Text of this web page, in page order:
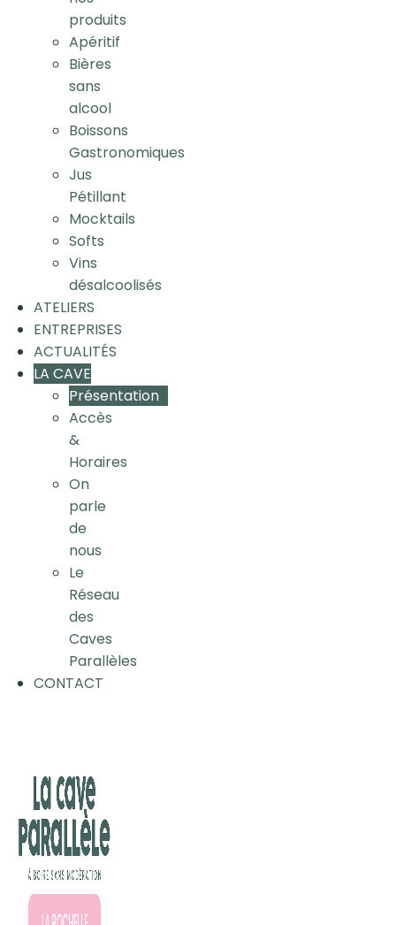
produits
Apéritif
Bières
sans
alcool
Boissons
Gastronomiques
Jus
Pétillant
Mocktails
Softs
Vins
désalcoolisés
ATELIERS
ENTREPRISES
ACTUALITÉS
LA CAVE
Présentation
Accès
&
Horaires
On
parle
de
nous
Le
Réseau
des
Caves
Parallèles
CONTACT